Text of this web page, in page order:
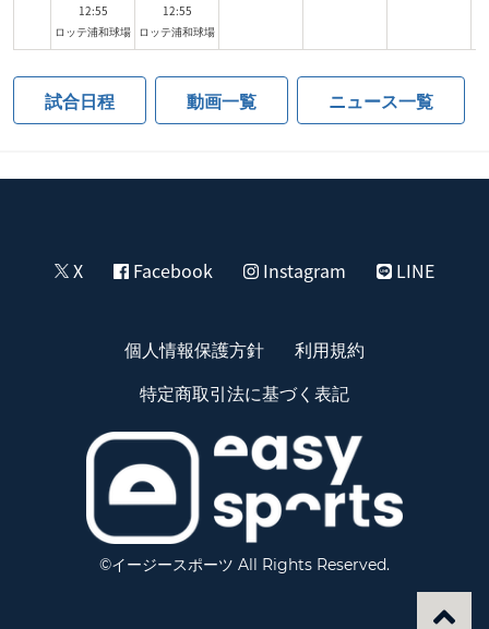
12:55
ロッテ浦和球場
12:55
ロッテ浦和球場
試合日程 動画一覧 ニュース一覧
X Facebook Instagram LINE
個人情報保護方針
利用規約
特定商取引法に基づく表記
©イージースポーツ All Rights Reserved.